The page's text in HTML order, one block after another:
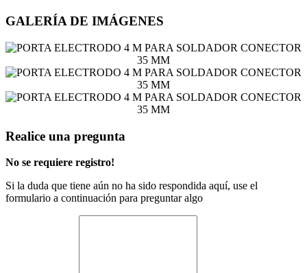
GALERÍA DE IMÁGENES
Realice una pregunta
No se requiere registro!
Si la duda que tiene aún no ha sido respondida aquí, use el
formulario a continuación para preguntar algo